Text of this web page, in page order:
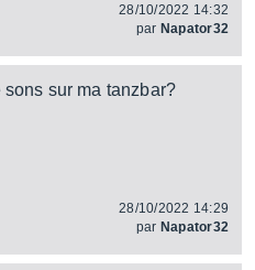
28/10/2022 14:32
par Napator32
sur ma tanzbar?
28/10/2022 14:29
par Napator32